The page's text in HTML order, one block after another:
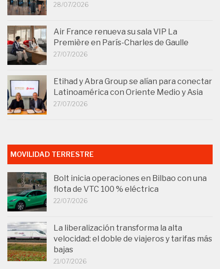
28/07/2026
Air France renueva su sala VIP La
Première en París-Charles de Gaulle
27/07/2026
Etihad y Abra Group se alían para conectar
Latinoamérica con Oriente Medio y Asia
27/07/2026
MOVILIDAD TERRESTRE
Bolt inicia operaciones en Bilbao con una
flota de VTC 100 % eléctrica
22/07/2026
La liberalización transforma la alta
velocidad: el doble de viajeros y tarifas más
bajas
21/07/2026